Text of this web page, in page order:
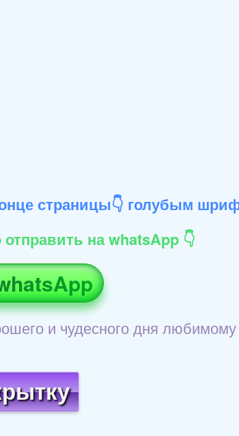
страницы👇 голубым
на whatsApp 👇
и чудесного дня